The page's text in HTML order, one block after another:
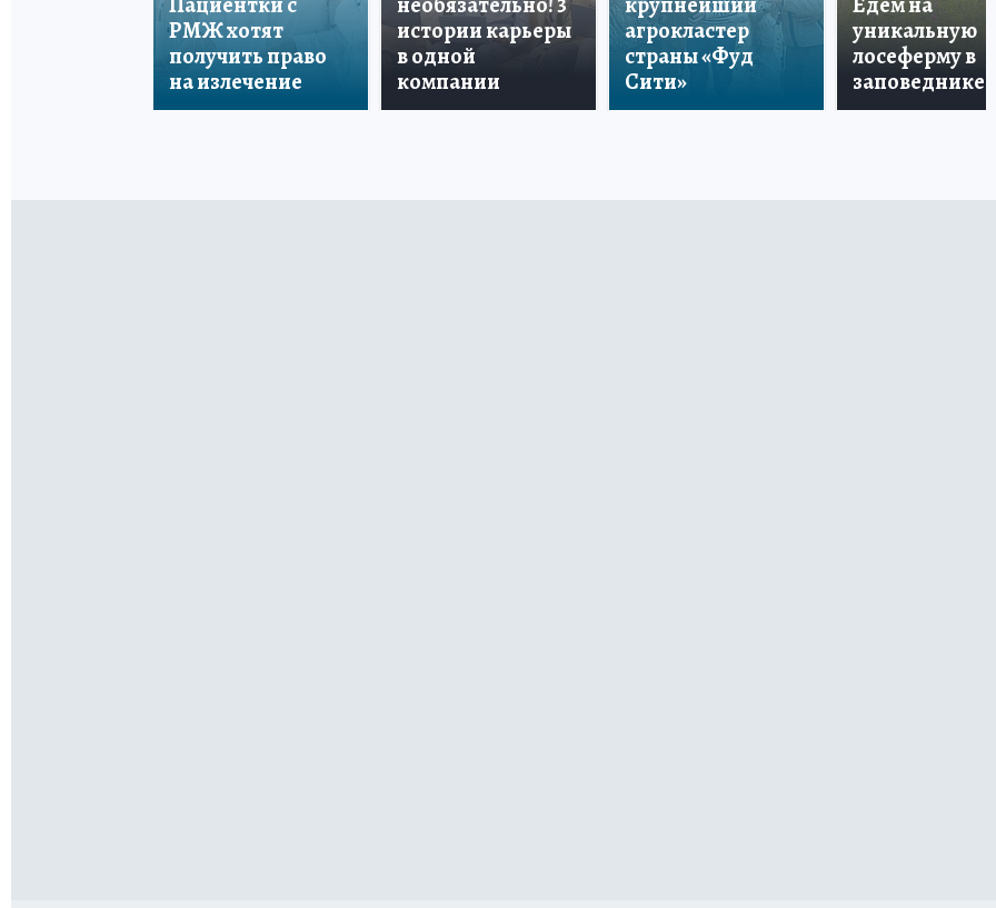
РМЖ хотят
получить право
на излечение
истории карьеры
в одной
компании
агрокластер
страны «Фуд
Сити»
уникальную
лосеферму в
заповеднике!